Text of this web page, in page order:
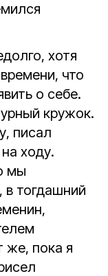
хотя
что
о себе.
кружок.
писал
ходу.
мы
в тогдашний
же, пока я